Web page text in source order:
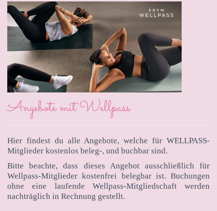
Angebote mit Wellpass
Hier findest du alle Angebote, welche für WELLPASS-
Mitglieder kostenlos beleg-, und buchbar sind.
Bitte beachte, dass dieses Angebot ausschließlich für
Wellpass-Mitglieder kostenfrei belegbar ist. Buchungen
ohne eine laufende Wellpass-Mitgliedschaft werden
nachträglich in Rechnung gestellt.